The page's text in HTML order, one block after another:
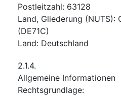
Postleitzahl: 63128
Land, Gliederung (NUTS):
(DE71C)
Land: Deutschland
2.1.4.
Allgemeine Informationen
Rechtsgrundlage: